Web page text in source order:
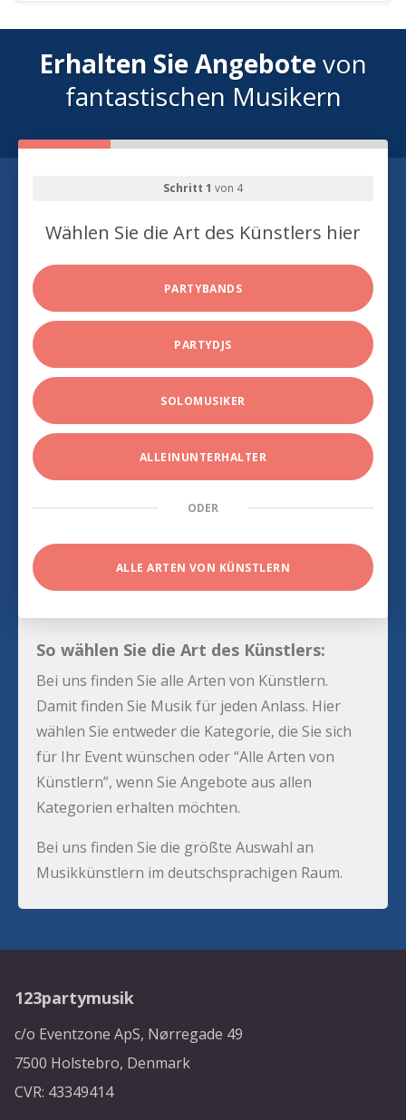
Erhalten Sie Angebotevon
fantastischen Musikern
Schritt 1 von 4
Wählen Sie die Art des Künstlers hier
PARTYBANDS
PARTYDJS
SOLOMUSIKER
ALLEINUNTERHALTER
ODER
ALLE ARTEN VON KÜNSTLERN
So wählen Sie die Art des Künstlers:
Bei uns finden Sie alle Arten von Künstlern.
Damit finden Sie Musik für jeden Anlass. Hier
wählen Sie entweder die Kategorie, die Sie sich
für Ihr Event wünschen oder “Alle Arten von
Künstlern”, wenn Sie Angebote aus allen
Kategorien erhalten möchten.
Bei uns finden Sie die größte Auswahl an
Musikkünstlern im deutschsprachigen Raum.
123partymusik
c/o Eventzone ApS, Nørregade 49
7500 Holstebro, Denmark
CVR: 43349414